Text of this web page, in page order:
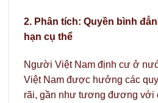
2. Phân tích: Quyền bình
hạn cụ thể
Người Việt Nam định cư ở
Việt Nam được hưởng các
rãi, gần như tương đương với